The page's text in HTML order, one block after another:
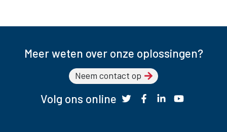
Meer weten over onze oplossingen?
Neem contact op
Volg ons online